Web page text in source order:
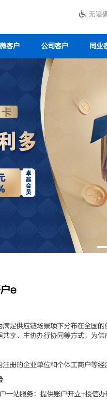
无障
客户 公司客户 同业
e
供应链场景项下分布在全国的
共享、主协办行协同等方式，为
的企业单位和个体工商户等经
站服务：提供账户开立+授信办